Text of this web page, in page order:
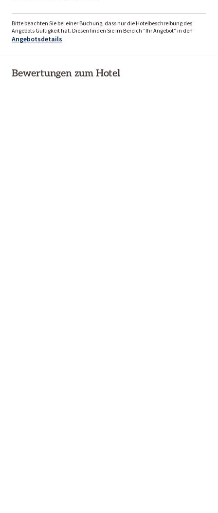
Bitte beachten Sie bei einer Buchung, dass nur die Hotelbeschreibung des
Angebots Gültigkeit hat. Diesen finden Sie im Bereich “Ihr Angebot” in den
Angebotsdetails.
Bewertungen zum Hotel